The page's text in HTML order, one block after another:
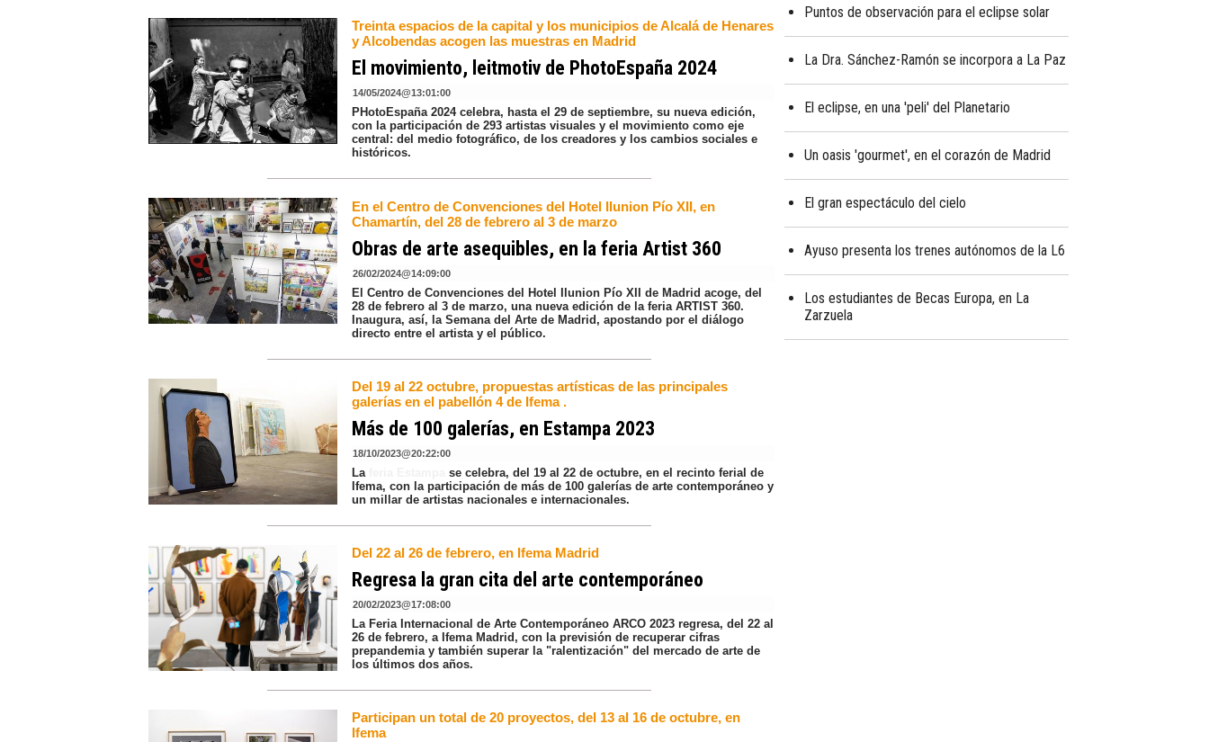
Treinta espacios de la capital y los municipios de Alcalá de Henares
y Alcobendas acogen las muestras en Madrid
El movimiento, leitmotiv de PhotoEspaña 2024
14/05/2024@13:01:00
PHotoEspaña 2024 celebra, hasta el 29 de septiembre, su nueva edición,
con la participación de 293 artistas visuales y el movimiento como eje
central: del medio fotográfico, de los creadores y los cambios sociales e
históricos.
En el Centro de Convenciones del Hotel Ilunion Pío XII, en
Chamartín, del 28 de febrero al 3 de marzo
Obras de arte asequibles, en la feria Artist 360
26/02/2024@14:09:00
El Centro de Convenciones del Hotel Ilunion Pío XII de Madrid acoge, del
28 de febrero al 3 de marzo, una nueva edición de la feria ARTIST 360.
Inaugura, así, la Semana del Arte de Madrid, apostando por el diálogo
directo entre el artista y el público.
Del 19 al 22 octubre, propuestas artísticas de las principales
galerías en el pabellón 4 de Ifema .
Más de 100 galerías, en Estampa 2023
18/10/2023@20:22:00
La
se celebra, del 19 al 22 de octubre, en el recinto ferial de
Ifema, con la participación de más de 100 galerías de arte contemporáneo y
un millar de artistas nacionales e internacionales.
Del 22 al 26 de febrero, en Ifema Madrid
Regresa la gran cita del arte contemporáneo
20/02/2023@17:08:00
La Feria Internacional de Arte Contemporáneo ARCO 2023 regresa, del 22 al
26 de febrero, a Ifema Madrid, con la previsión de recuperar cifras
prepandemia y también superar la "ralentización" del mercado de arte de
los últimos dos años.
Participan un total de 20 proyectos, del 13 al 16 de octubre, en
Ifema
Puntos de observación para el eclipse solar
La Dra. Sánchez-Ramón se incorpora a La Paz
El eclipse, en una 'peli' del Planetario
Un oasis 'gourmet', en el corazón de Madrid
El gran espectáculo del cielo
Ayuso presenta los trenes autónomos de la L6
Los estudiantes de Becas Europa, en La
Zarzuela